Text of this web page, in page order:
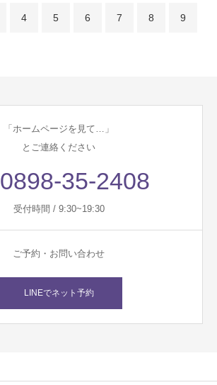
4 5 6 7 8 9
「ホームページを見て…」
とご連絡ください
0898-35-2408
受付時間 / 9:30~19:30
ご予約・お問い合わせ
LINEでネット予約